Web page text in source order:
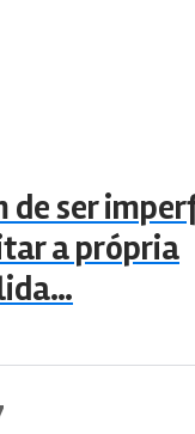
de ser
a própria